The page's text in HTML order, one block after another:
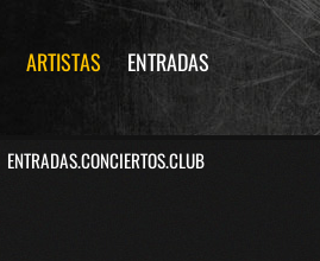
ARTISTAS ENTRADAS
ENTRADAS.CONCIERTOS.CLUB